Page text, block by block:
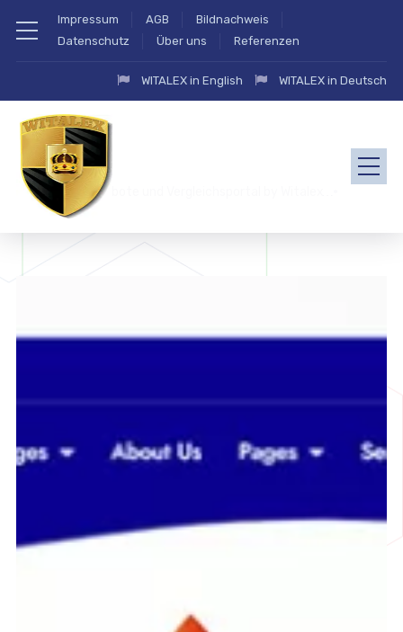
Impressum AGB
Bildnachweis
Datenschutz
Über uns Referenzen
WITALEX in English WITALEX in Deutsch
zahlung.eu Angebote und Vergleichsportal by Witalex